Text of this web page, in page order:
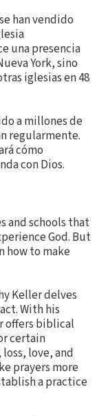
han vendido
una presencia
York, sino
iglesias en 48
a millones de
regularmente.
cómo
con Dios.
and schools that
God. But
how to make
Keller delves
With his
offers biblical
certain
love, and
prayers more
a practice